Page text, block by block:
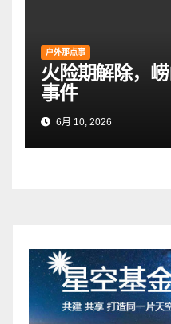
户外那点事
火险期解除，
事件
6月 10, 2026